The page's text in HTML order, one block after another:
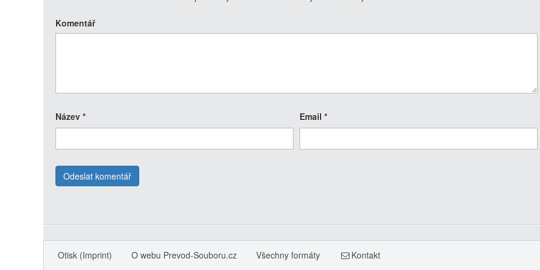
Komentář
Název * Email *
Otisk (Imprint) O webu Prevod-Souboru.cz Všechny formáty
Kontakt